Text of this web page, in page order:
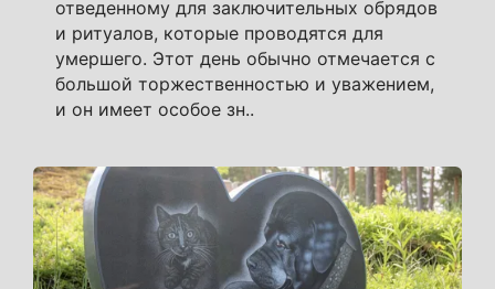
отведенному для заключительных обрядов
и ритуалов, которые проводятся для
умершего. Этот день обычно отмечается с
большой торжественностью и уважением,
и он имеет особое зн..